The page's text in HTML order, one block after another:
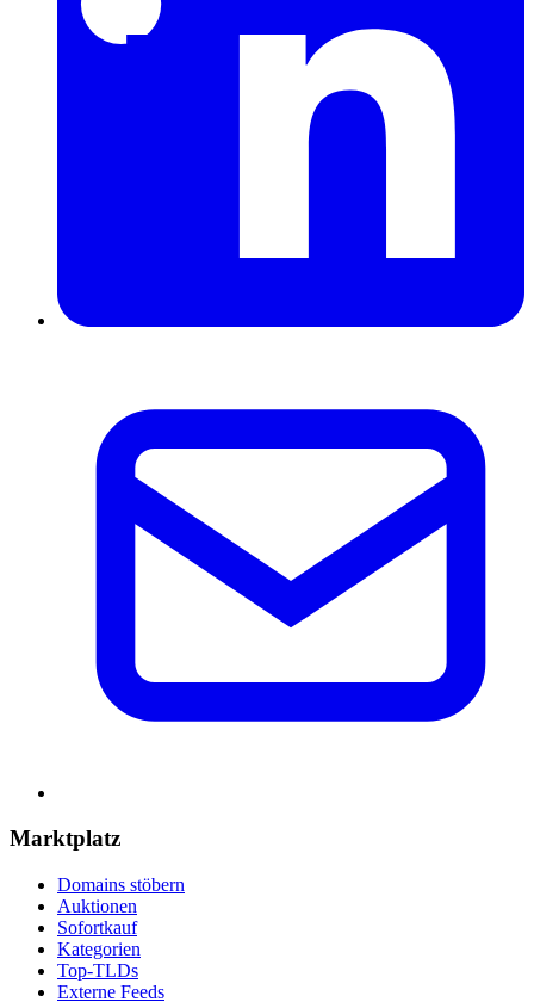
Marktplatz
Domains stöbern
Auktionen
Sofortkauf
Kategorien
Top-TLDs
Externe Feeds